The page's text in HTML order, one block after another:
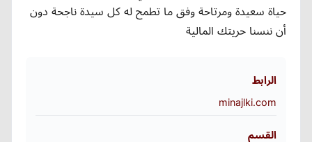
حياة سعيدة ومرتاحة وفق ما تطمح له كل سيدة ناجحة دون
أن ننسنا حريتك المالية
الرابط
minajlki.com
القسم